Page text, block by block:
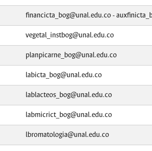
financicta_bog@unal.edu.co -
vegetal_instbog@unal.edu.co
planpicarne_bog@unal.edu.co
labicta_bog@unal.edu.co
lablacteos_bog@unal.edu.co
labmicrict_bog@unal.edu.co
lbromatologia@unal.edu.co